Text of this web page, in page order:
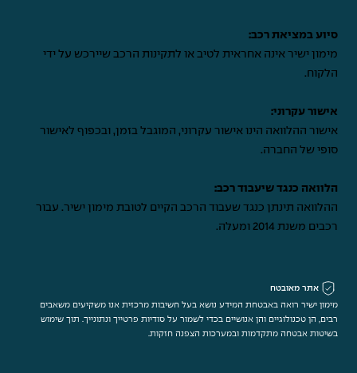
סיוע במציאת רכב:
מימון ישיר אינה אחראית לטיב או לתקינות הרכב שיירכש על ידי
הלקוח.
אישור עקרוני:
אישור ההלוואה הינו אישור עקרוני, המוגבל בזמן, ובכפוף לאישור
סופי של החברה.
הלוואה כנגד שיעבוד רכב:
ההלוואה תינתן כנגד שעבוד הרכב הקיים לטובת מימון ישיר. עבור
רכבים משנת 2014 ומעלה.
אתר מאובטח
מימון ישיר רואה באבטחת המידע נושא בעל חשיבות מרכזית אנו משקיעים משאבים
רבים, הן טכנולוגיים והן אנושיים בכדי לשמור על סודיות פרטייך ונתונייך. תוך שימוש
בשיטות אבטחה מתקדמות ובמערכות הצפנה חזקות.